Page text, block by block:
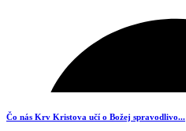
8
Čo nás Krv Kristova učí o Božej spravodlivo...